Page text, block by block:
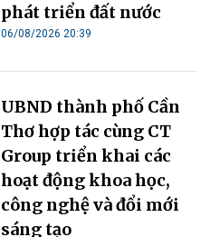
phát triển đất nước
06/08/2026 20:39
UBND thành phố Cần
Thơ hợp tác cùng CT
Group triển khai các
hoạt động khoa học,
công nghệ và đổi mới
sáng tạo